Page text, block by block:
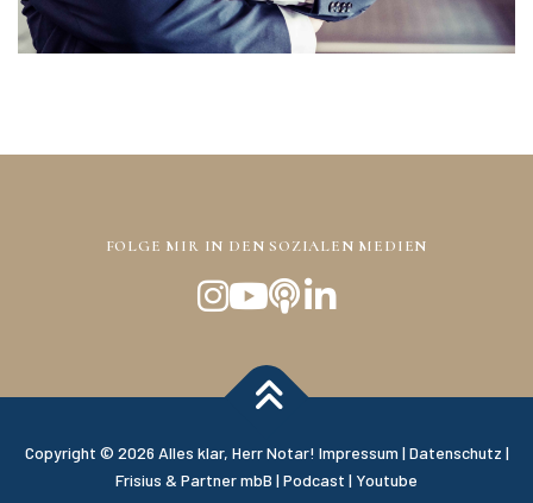
FOLGE MIR IN DEN SOZIALEN MEDIEN
Copyright © 2026 Alles klar, Herr Notar! Impressum | Datenschutz |
Frisius & Partner mbB | Podcast | Youtube